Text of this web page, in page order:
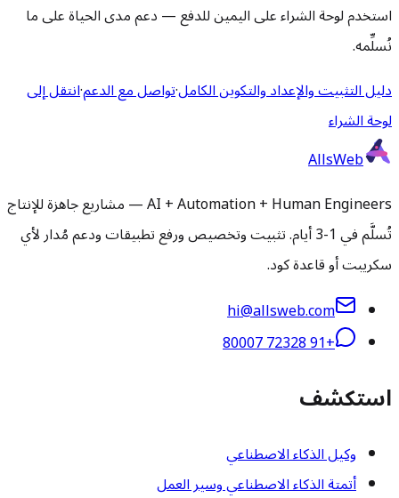
استخدم لوحة الشراء على اليمين للدفع — دعم مدى الحياة على ما
نُسلِّمه.
دليل التثبيت والإعداد والتكوين الكامل·تواصل مع الدعم·انتقل إلى
لوحة الشراء
AllsWeb
AI + Automation + Human Engineers — مشاريع جاهزة للإنتاج
تُسلَّم في 1-3 أيام. تثبيت وتخصيص ورفع تطبيقات ودعم مُدار لأي
سكريبت أو قاعدة كود.
hi@allsweb.com
+91 72328 80007
استكشف
وكيل الذكاء الاصطناعي
أتمتة الذكاء الاصطناعي وسير العمل